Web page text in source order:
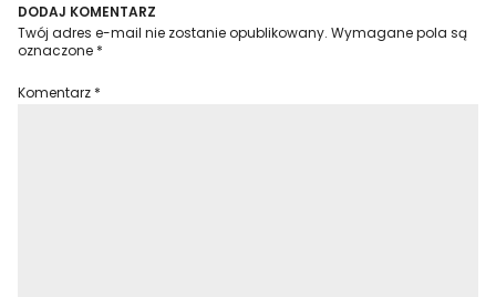
Dom na kółkach
DODAJ KOMENTARZ
Twój adres e-mail nie zostanie opublikowany. Wymagane pola są
oznaczone *
Komentarz *